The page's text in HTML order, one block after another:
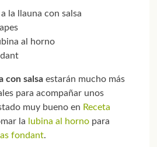
la llauna con salsa
al horno
con salsaestarán mucho más
para acompañar unos
muy bueno en Receta
la lubina al hornopara
fondant.